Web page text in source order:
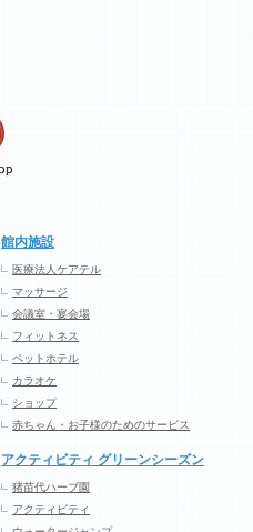
館内施設
医療法人ケアテル
マッサージ
会議室・宴会場
フィットネス
ペットホテル
カラオケ
ショップ
赤ちゃん・お子様のためのサービス
アクティビティ グリーンシーズン
猪苗代ハーブ園
アクティビティ